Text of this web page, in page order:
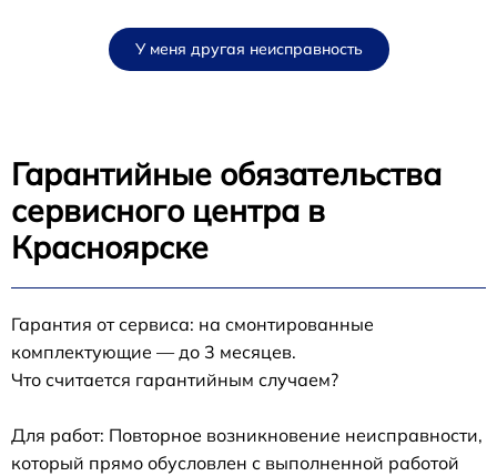
У меня другая неисправность
Гарантийные обязательства
сервисного центра в
Красноярске
Гарантия от сервиса: на смонтированные
комплектующие — до 3 месяцев.
Что считается гарантийным случаем?
Для работ: Повторное возникновение неисправности,
который прямо обусловлен с выполненной работой